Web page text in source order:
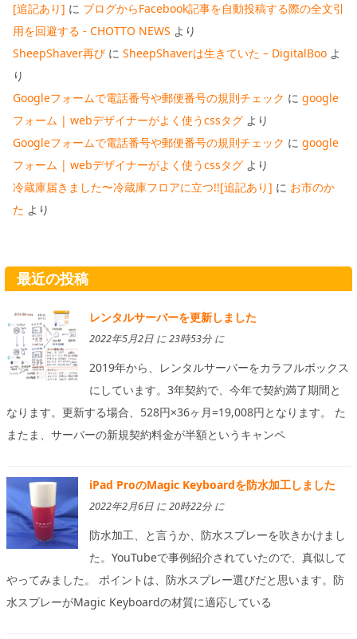
[追記あり] に ブログからFacebook記事を自動投稿する際の全文引
用を回避する - CHOTTO NEWS より
SheepShaver再び に SheepShaverは生きていた – DigitalBoo よ
り
Googleフォームで電話番号や郵便番号の規則チェック に google
フォーム | webデザイナーがよく使うcssタグ より
Googleフォームで電話番号や郵便番号の規則チェック に google
フォーム | webデザイナーがよく使うcssタグ より
冷蔵庫届きました〜冷蔵庫フロアに立つ!![追記あり] に お市のか
た より
最近の投稿
レンタルサーバーを更新しました
2022年5月2日 に 23時53分 に
2019年から、レンタルサーバーをカラフルボックス
にしています。3年契約で、今年で契約満了期間と
なります。更新する場合、528円×36ヶ月=19,008円となります。 た
またま、サーバーの新規契約料金が半額というキャンペ
iPad ProのMagic Keyboardを防水加工しました
2022年2月6日 に 20時22分 に
防水加工、と言うか、防水スプレーを吹きかけまし
た。YouTubeで事例紹介されていたので、真似して
やってみました。 ポイントは、防水スプレー選びだと思います。防
水スプレーがMagic Keyboardの材質に適応している